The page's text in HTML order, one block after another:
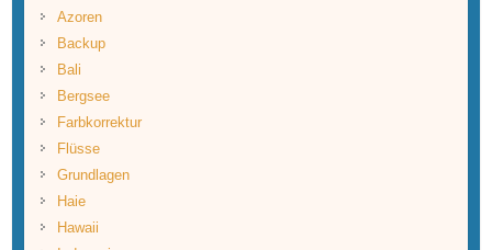
Azoren
Backup
Bali
Bergsee
Farbkorrektur
Flüsse
Grundlagen
Haie
Hawaii